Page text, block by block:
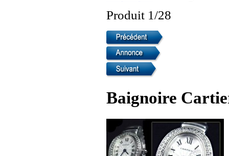
Produit 1/28
Baignoire